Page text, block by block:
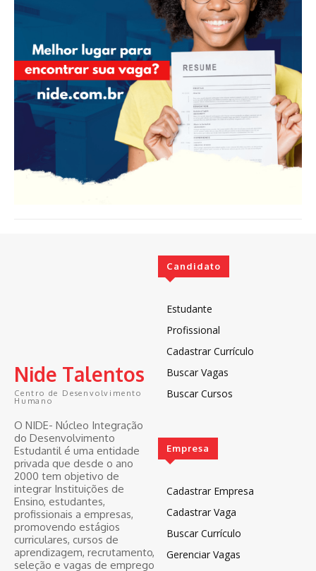
Nide Talentos
Centro de Desenvolvimento
Humano
O NIDE- Núcleo Integração
do Desenvolvimento
Estudantil é uma entidade
privada que desde o ano
2000 tem objetivo de
integrar Instituições de
Ensino, estudantes,
profissionais a empresas,
promovendo estágios
curriculares, cursos de
aprendizagem, recrutamento,
seleção e vagas de emprego
Candidato
Estudante
Profissional
Cadastrar Currículo
Buscar Vagas
Buscar Cursos
Empresa
Cadastrar Empresa
Cadastrar Vaga
Buscar Currículo
Gerenciar Vagas